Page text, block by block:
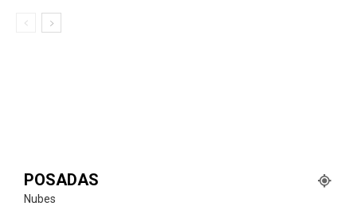
POSADAS
Nubes